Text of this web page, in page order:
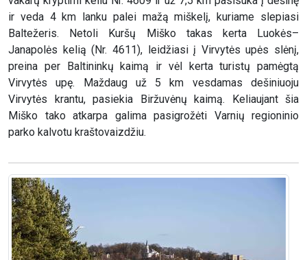
ir veda 4 km lanku palei mažą miškelį, kuriame slepiasi
Baltežeris. Netoli Kuršų Miško takas kerta Luokės–
Janapolės kelią (Nr. 4611), leidžiasi į Virvytės upės slėnį,
preina per Baltininkų kaimą ir vėl kerta turistų pamėgtą
Virvytės upę. Maždaug už 5 km vesdamas dešiniuoju
Virvytės krantu, pasiekia Biržuvėnų kaimą. Keliaujant šia
Miško tako atkarpa galima pasigrožėti Varnių regioninio
parko kalvotu kraštovaizdžiu.